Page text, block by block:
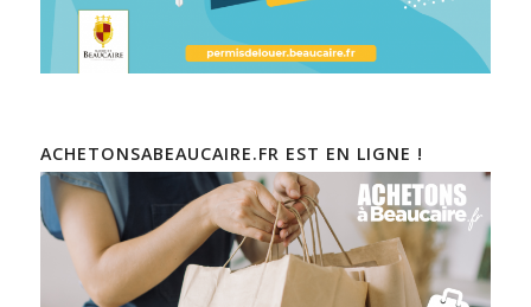
ACHETONSABEAUCAIRE.FR EST EN LIGNE !